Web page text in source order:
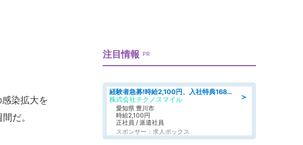
染拡大を
だ。
注目情報 PR
＞
経験者急募!時給2,100円、入社特典168万円の自動車製造業務/トヨタ自動車/tutumi
株式会社テクノスマイル
愛知県 豊川市
時給2,100円
正社員 / 派遣社員
スポンサー：求人ボックス